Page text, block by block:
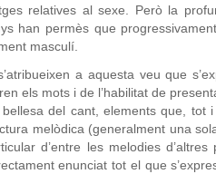
relatives al sexe. Però la
han permès que
masculí.
a aquesta veu que
els mots i de l’habilitat de
del cant, elements que, tot
melòdica (generalment una
d’entre les melodies
enunciat tot el que